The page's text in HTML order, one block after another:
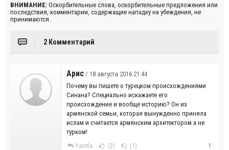
ВНИМАНИЕ: Оскорбительные слова, оскорбительные предложения или
последствия, комментарии, содержащие нападку на убеждения, не
принимаются.
2 Комментарий
Арис / 18 августа 2016 21:44
Почему вы пишете о турецком происхождениями
Синана? Специально искажаете его
происхождение и вообще историю? Он из
армянской семьи, которая вынужденно приняла
ислам и считается армянским архитектором а не
турком!
Yanıtla (2) (1)